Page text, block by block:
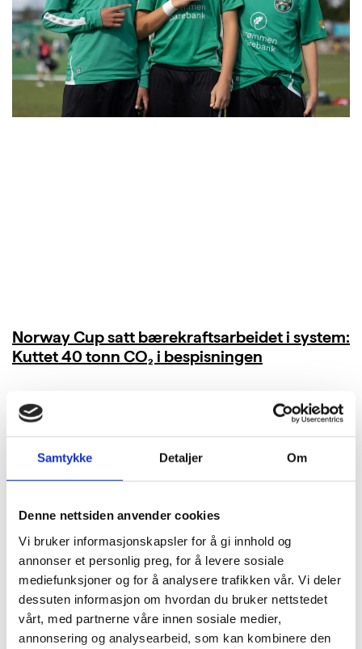
Samtykke Detaljer Om
Denne nettsiden anvender cookies
Vi bruker informasjonskapsler for å gi innhold og
annonser et personlig preg, for å levere sosiale
mediefunksjoner og for å analysere trafikken vår. Vi deler
dessuten informasjon om hvordan du bruker nettstedet
vårt, med partnerne våre innen sosiale medier,
annonsering og analysearbeid, som kan kombinere den
Norway Cup satt bærekraftsarbeidet i system:
Kuttet 40 tonn CO₂ i bespisningen